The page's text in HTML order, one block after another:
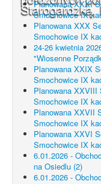
Starogardzką,
Planowana XXXI
Smochowice IX
Planowana XXX
Smochowice IX
24-26 kwietnia
"Wiosenne
Planowana XXIX
Smochowice IX
Planowana
Smochowice IX
Planowana XXVII
Smochowice IX
Planowana XXVI
Smochowice IX
6.01.2026 -
na Osiedlu (2)
6.01.2026 -